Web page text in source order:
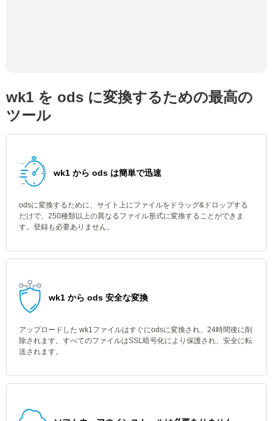
wk1 を ods に変換するための最高の
ツール
wk1 から ods は簡単で迅速
odsに変換するために、サイト上にファイルをドラッグ&ドロップする
だけで、250種類以上の異なるファイル形式に変換することができま
す。登録も必要ありません。
wk1 から ods 安全な変換
アップロードした wk1ファイルはすぐにodsに変換され、24時間後に削
除されます。すべてのファイルはSSL暗号化により保護され、安全に転
送されます。